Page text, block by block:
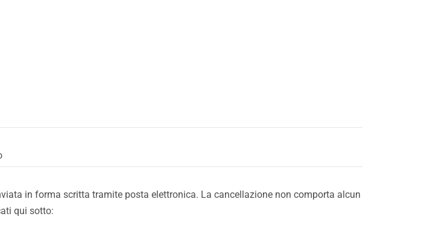
in forma scritta tramite posta elettronica. La cancellazione non comporta alcun
qui sotto: